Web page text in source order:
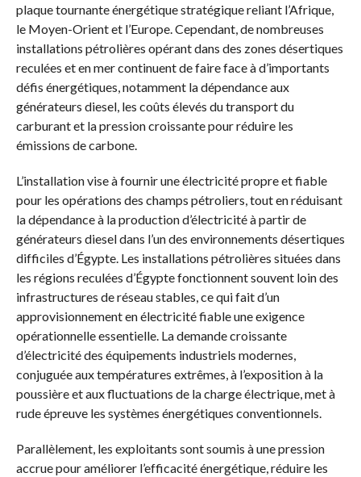
plaque tournante énergétique stratégique reliant l’Afrique,
le Moyen-Orient et l’Europe. Cependant, de nombreuses
installations pétrolières opérant dans des zones désertiques
reculées et en mer continuent de faire face à d’importants
défis énergétiques, notamment la dépendance aux
générateurs diesel, les coûts élevés du transport du
carburant et la pression croissante pour réduire les
émissions de carbone.
L’installation vise à fournir une électricité propre et fiable
pour les opérations des champs pétroliers, tout en réduisant
la dépendance à la production d’électricité à partir de
générateurs diesel dans l’un des environnements désertiques
difficiles d’Égypte. Les installations pétrolières situées dans
les régions reculées d’Égypte fonctionnent souvent loin des
infrastructures de réseau stables, ce qui fait d’un
approvisionnement en électricité fiable une exigence
opérationnelle essentielle. La demande croissante
d’électricité des équipements industriels modernes,
conjuguée aux températures extrêmes, à l’exposition à la
poussière et aux fluctuations de la charge électrique, met à
rude épreuve les systèmes énergétiques conventionnels.
Parallèlement, les exploitants sont soumis à une pression
accrue pour améliorer l’efficacité énergétique, réduire les